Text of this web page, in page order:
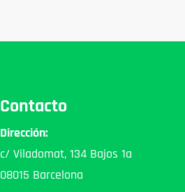
Contacto
Dirección:
c/ Viladomat, 134 Bajos 1a
08015 Barcelona